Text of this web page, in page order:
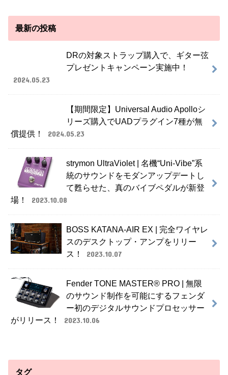
最新の投稿
DRの対象ストラップ購入で、ギター弦
プレゼントキャンペーン実施中！
2024.05.23
【期間限定】Universal Audio Apolloシ
リーズ購入でUADプラグイン7種が無
償提供！
2024.05.23
strymon UltraViolet | 名機“Uni-Vibe”系
統のサウンドをモダンアップデートし
て甦らせた、真のバイブペダルが新登
場！
2023.10.08
BOSS KATANA-AIR EX | 完全ワイヤレ
スのデスクトップ・アンプをリリー
ス！
2023.10.07
Fender TONE MASTER® PRO | 無限
のサウンド制作を可能にするフェンダ
ー初のデジタルサウンドプロセッサー
がリリース！
2023.10.06
タグ